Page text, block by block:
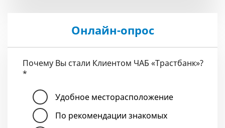
Онлайн-опрос
Почему Вы стали Клиентом ЧАБ «Трастбанк»?
*
Удобное месторасположение
По рекомендации знакомых